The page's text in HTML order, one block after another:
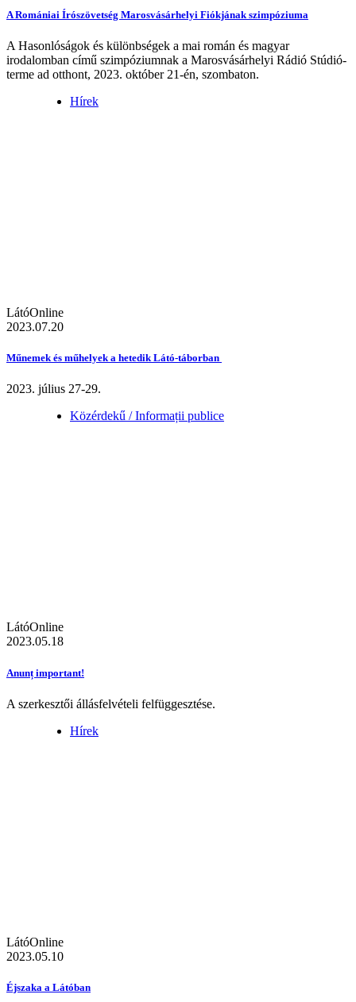
A Romániai Írószövetség Marosvásárhelyi Fiókjának szimpóziuma
A Hasonlóságok és különbségek a mai román és magyar
irodalomban című szimpóziumnak a Marosvásárhelyi Rádió Stúdió-
terme ad otthont, 2023. október 21-én, szombaton.
Hírek
LátóOnline
2023.07.20
Műnemek és műhelyek a hetedik Látó-táborban
2023. július 27-29.
Közérdekű / Informații publice
LátóOnline
2023.05.18
Anunț important!
A szerkesztői állásfelvételi felfüggesztése.
Hírek
LátóOnline
2023.05.10
Éjszaka a Látóban